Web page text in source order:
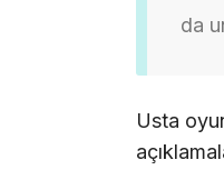
da
Usta